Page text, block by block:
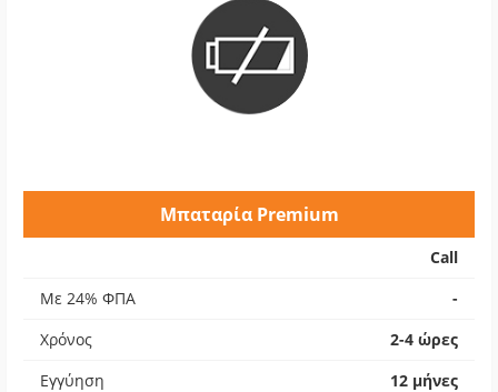
Μπαταρία Premium
Call
Με 24% ΦΠΑ
-
Χρόνος
2-4 ώρες
Εγγύηση
12 μήνες